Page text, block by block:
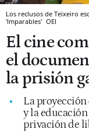
Los reclusos de Teixeiro
'Imparables' OEI
El cine
el
la prisión
La
y la
privación de